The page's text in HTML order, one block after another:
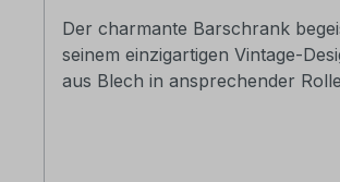
Der charmante Barschrank begeistert mit
seinem einzigartigen Vintage-Design,
aus Blech in ansprechender